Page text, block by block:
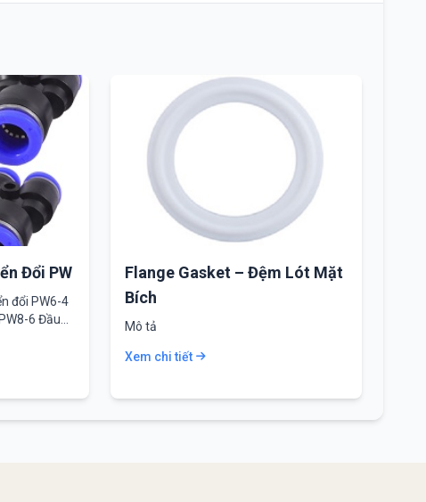
Đổi PW
đổi PW6-4
6 Đầu
Flange Gasket – Đệm Lót Mặt
Bích
Mô tả
Xem chi tiết